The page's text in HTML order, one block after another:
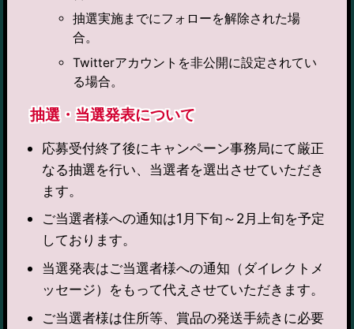
抽選実施までにフォローを解除された場
合。
Twitterアカウントを非公開に設定されてい
る場合。
抽選・当選発表について
応募受付終了後にキャンペーン事務局にて厳正
なる抽選を行い、当選者を選出させていただき
ます。
ご当選者様への通知は1月下旬～2月上旬を予定
しております。
当選発表はご当選者様への通知（ダイレクトメ
ッセージ）をもって代えさせていただきます。
ご当選者様は住所等、賞品の発送手続きに必要